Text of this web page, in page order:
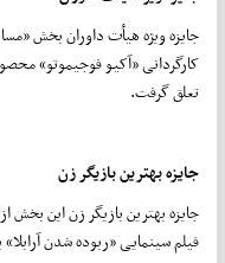
جایزه ویژه هیأت داوران بخش
کارگردانی «آکیو فوجیموتو»
تعلق گرفت.
جایزه بهترین بازیگر زن
جایزه بهترین بازیگر زن این بخش
فیلم سینمایی «ربوده شدن